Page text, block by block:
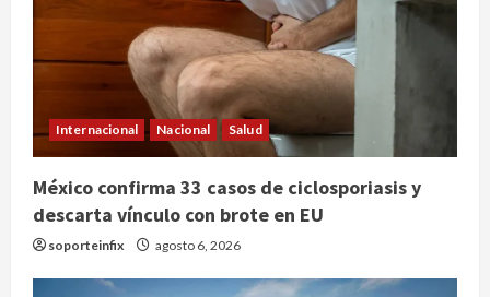
Internacional Nacional Salud
México confirma 33 casos de ciclosporiasis y
descarta vínculo con brote en EU
soporteinfix agosto 6, 2026
2
Internacional
Perez Hilton es hospitalizado tras
autolesionarse en vivo por TikTok
agosto 6, 2026
Deportes